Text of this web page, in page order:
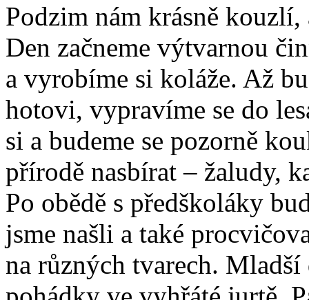
Podzim nám krásně
Den začneme výtvarnou
a vyrobíme si koláže. Až
hotovi, vypravíme se do
si a budeme se pozorně
přírodě nasbírat – žaludy,
Po obědě s předškoláky
jsme našli a také
na různých tvarech.